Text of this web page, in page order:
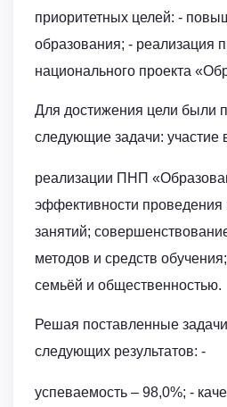
приоритетных целей: -
образования; - реализация
национального проекта
Для достижения цели были
следующие задачи: участие
реализации ПНП
эффективности проведения
занятий;
методов и средств
семьёй и общественностью.
Решая поставленные
следующих результатов: -
успеваемость – 98,0%; -